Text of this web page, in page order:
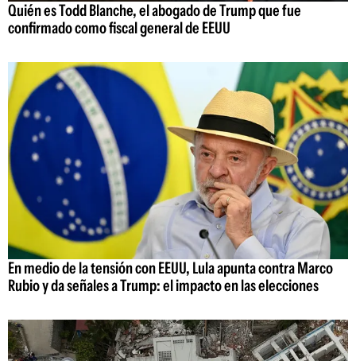
Quién es Todd Blanche, el abogado de Trump que fue
confirmado como fiscal general de EEUU
En medio de la tensión con EEUU, Lula apunta contra Marco
Rubio y da señales a Trump: el impacto en las elecciones